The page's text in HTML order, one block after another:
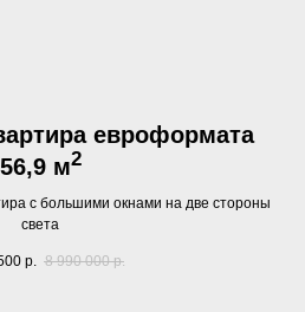
евроформата
56,9 м2
с большими окнами на две стороны
света
р. 8 990 000 р.